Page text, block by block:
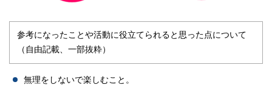
参考になったことや活動に役立てられると思った点について
（自由記載、一部抜粋）
無理をしないで楽しむこと。